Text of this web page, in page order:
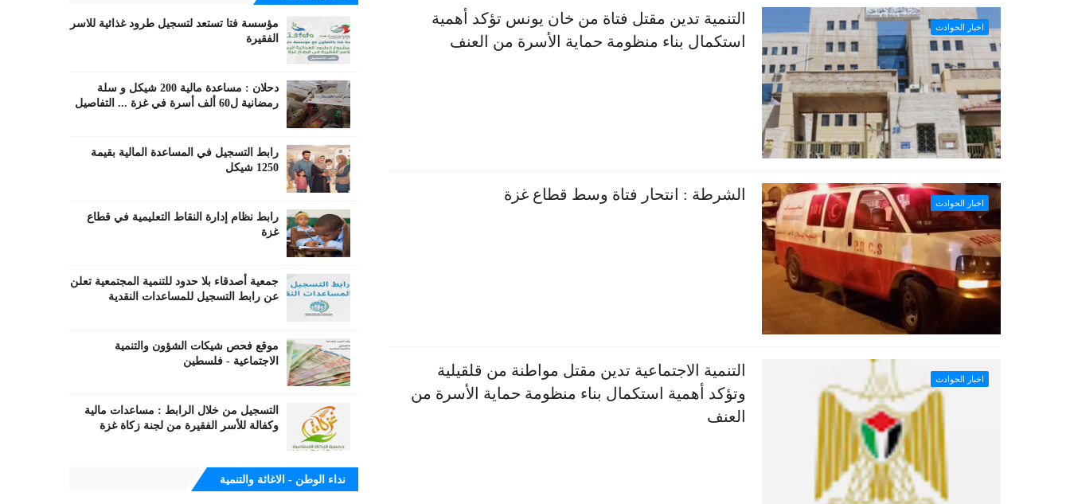
اخبار الحوادث
التنمية تدين مقتل فتاة من خان يونس تؤكد أهمية
استكمال بناء منظومة حماية الأسرة من العنف
اخبار الحوادث الشرطة : انتحار فتاة وسط قطاع غزة
اخبار الحوادث
التنمية الاجتماعية تدين مقتل مواطنة من قلقيلية
وتؤكد أهمية استكمال بناء منظومة حماية الأسرة من
العنف
مؤسسة فتا تستعد لتسجيل طرود غذائية للاسر
الفقيرة
دحلان : مساعدة مالية 200 شيكل و سلة
رمضانية ل60 ألف أسرة في غزة ... التفاصيل
رابط التسجيل في المساعدة المالية بقيمة
1250 شيكل
رابط نظام إدارة النقاط التعليمية في قطاع
غزة
جمعية أصدقاء بلا حدود للتنمية المجتمعية تعلن
عن رابط التسجيل للمساعدات النقدية
موقع فحص شيكات الشؤون والتنمية
الاجتماعية - فلسطين
التسجيل من خلال الرابط : مساعدات مالية
وكفالة للأسر الفقيرة من لجنة زكاة غزة
نداء الوطن - الاغاثة والتنمية